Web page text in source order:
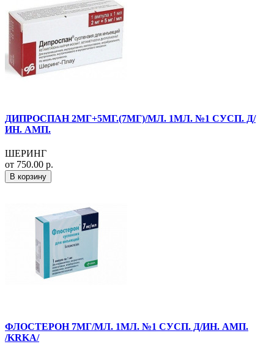
ДИПРОСПАН 2МГ+5МГ.(7МГ)/МЛ. 1МЛ. №1 СУСП. Д/
ИН. АМП.
ШЕРИНГ
от 750.00 р.
В корзину
ФЛОСТЕРОН 7МГ/МЛ. 1МЛ. №1 СУСП. Д/ИН. АМП.
/KRKA/